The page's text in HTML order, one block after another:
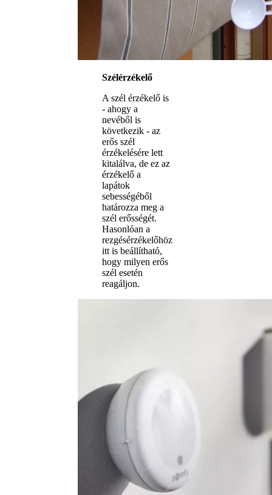
Szélérzékelő
A szél érzékelő is
- ahogy a
nevéből is
következik - az
erős szél
érzékelésére lett
kitalálva, de ez az
érzékelő a
lapátok
sebességéből
határozza meg a
szél erősségét.
Hasonlóan a
rezgésérzékelőhöz
itt is beállítható,
hogy milyen erős
szél esetén
reagáljon.